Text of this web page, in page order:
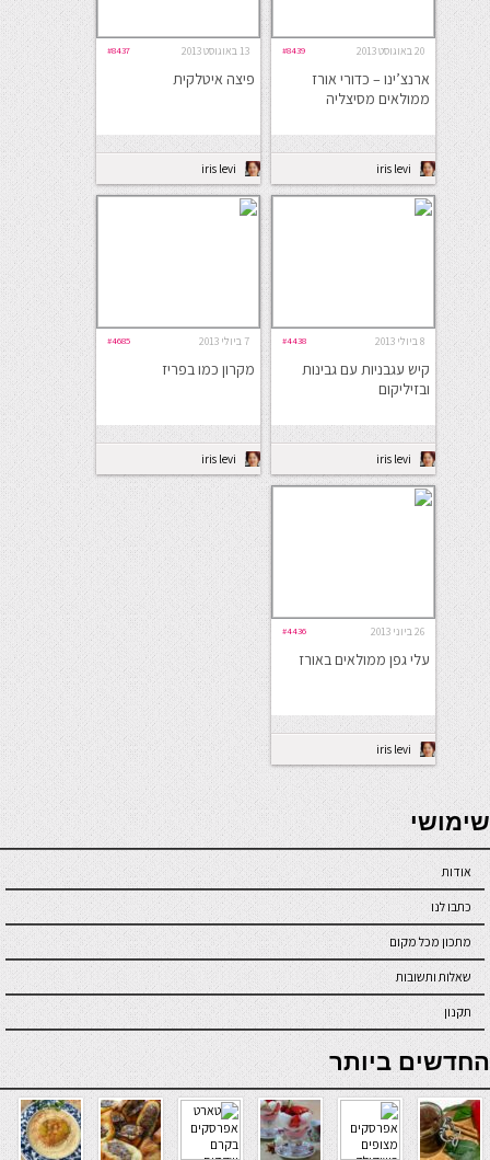
20 באוגוסט 2013 #8439
ארנצ’ינו – כדורי אורז
ממולאים מסיצליה
iris levi
13 באוגוסט 2013 #8437
פיצה איטלקית
iris levi
8 ביולי 2013 #4438
קיש עגבניות עם גבינות
ובזיליקום
iris levi
7 ביולי 2013 #4685
מקרון כמו בפריז
iris levi
26 ביוני 2013 #4436
עלי גפן ממולאים באורז
iris levi
seriöse online casinos österreich
שימושי
אודות
כתבו לנו
מתכון מכל מקום
שאלות ותשובות
תקנון
online casino
החדשים ביותר